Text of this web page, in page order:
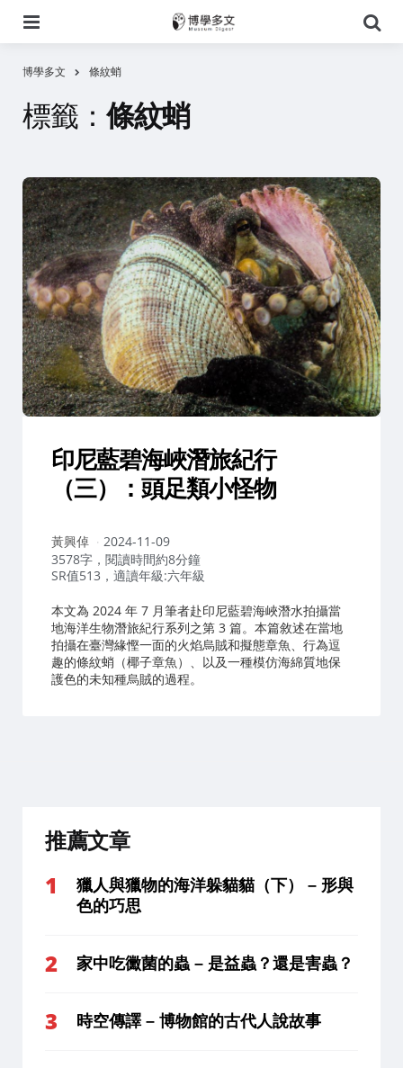
尋
博學多文 條紋蛸
標籤： 條紋蛸
印尼藍碧海峽潛旅紀行
（三）：頭足類小怪物
作
者：
黃興倬
2024-11-09
3578字，閱讀時間約8分鐘
SR值513，適讀年級:六年級
本文為 2024 年 7 月筆者赴印尼藍碧海峽潛水拍攝當
地海洋生物潛旅紀行系列之第 3 篇。本篇敘述在當地
拍攝在臺灣緣慳一面的火焰烏賊和擬態章魚、行為逗
趣的條紋蛸（椰子章魚）、以及一種模仿海綿質地保
護色的未知種烏賊的過程。
推薦文章
獵人與獵物的海洋躲貓貓（下） – 形與
色的巧思
家中吃黴菌的蟲 – 是益蟲？還是害蟲？
時空傳譯 – 博物館的古代人說故事